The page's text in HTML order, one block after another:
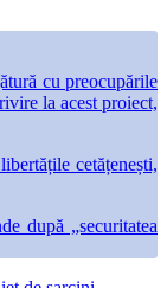
cu preocupările
la acest proiect,
cetățenești,
după „securitatea